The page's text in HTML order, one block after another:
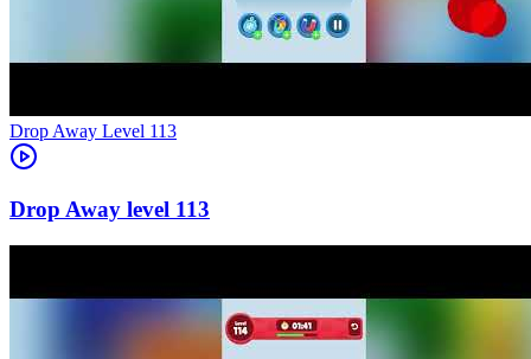
Level 113
113